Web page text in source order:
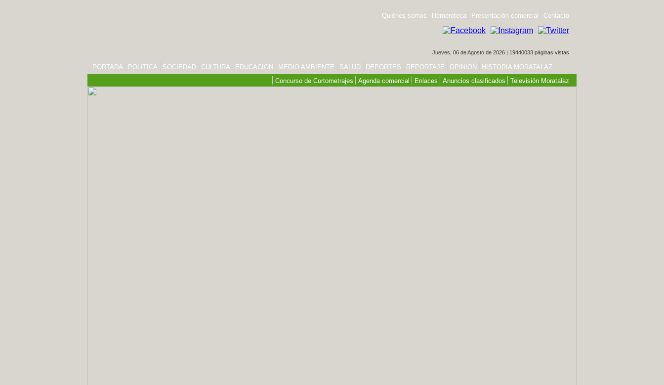
Quiénes somos Hemeroteca Presentación comercial Contacto
Jueves, 06 de Agosto de 2026 | 19440033 páginas vistas
PORTADA POLITICA SOCIEDAD CULTURA EDUCACION MEDIO AMBIENTE SALUD DEPORTES REPORTAJE OPINION
HISTORIA MORATALAZ
Concurso de Cortometrajes
Agenda comercial Enlaces Anuncios clasificados Televisión Moratalaz